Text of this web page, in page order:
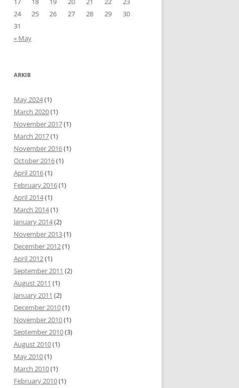
24
25 26 27 28 29
30
31
« May
ARKIB
May 2024(1)
March 2020(1)
November 2017(1)
March 2017(1)
November 2016(1)
October 2016(1)
April 2016(1)
February 2016(1)
April 2014(1)
March 2014(1)
January 2014(2)
November 2013(1)
December 2012(1)
April 2012(1)
September 2011 (2)
August 2011 (1)
January 2011 (2)
December 2010(1)
November 2010(1)
September 2010(3)
August 2010(1)
May 2010(1)
March 2010(1)
February 2010(1)